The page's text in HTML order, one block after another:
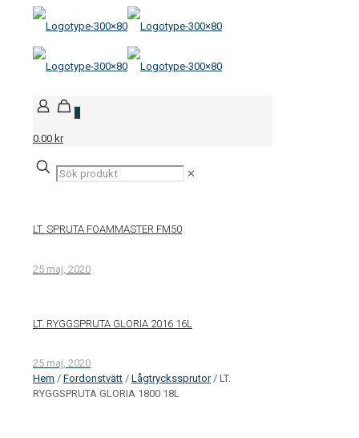
0
0.00 kr
✕
LT. SPRUTA FOAMMASTER FM50
25 maj, 2020
LT. RYGGSPRUTA GLORIA 2016 16L
25 maj, 2020
Hem / Fordonstvätt / Lågtryckssprutor/ LT.
RYGGSPRUTA GLORIA 1800 18L